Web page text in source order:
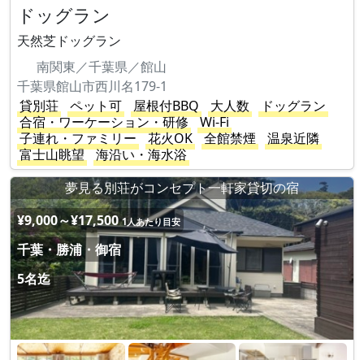
ドッグラン
天然芝ドッグラン
南関東／千葉県／館山
千葉県館山市西川名179-1
貸別荘
ペット可 屋根付BBQ 大人数
ドッグラン
合宿・ワーケーション・研修
Wi-Fi
子連れ・ファミリー
花火OK 全館禁煙
温泉近隣
富士山眺望
海沿い・海水浴
夢見る別荘がコンセプト一軒家貸切の宿
¥9,000～¥17,500 1人あたり目安
千葉・勝浦・御宿
5名迄